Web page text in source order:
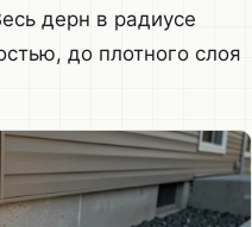
дерн в радиусе
до плотного слоя